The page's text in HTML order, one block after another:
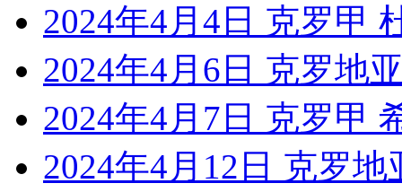
2024年4月4日 克罗甲
2024年4月6日 克罗地
2024年4月7日 克罗甲
2024年4月12日 克罗